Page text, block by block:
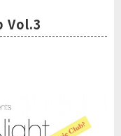
Vol.3